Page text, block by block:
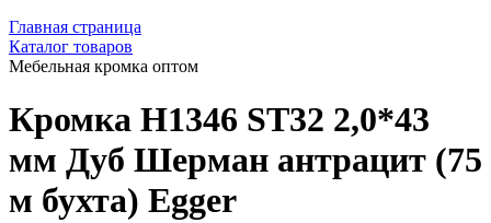
Главная страница
Каталог товаров
Мебельная кромка оптом
Кромка H1346 ST32 2,0*43
мм Дуб Шерман антрацит (75
м бухта) Egger